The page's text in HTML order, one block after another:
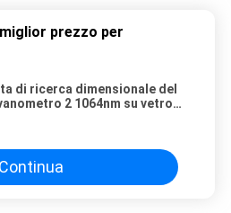
prezzo per
di ricerca dimensionale del
2 1064nm su vetro
Continua